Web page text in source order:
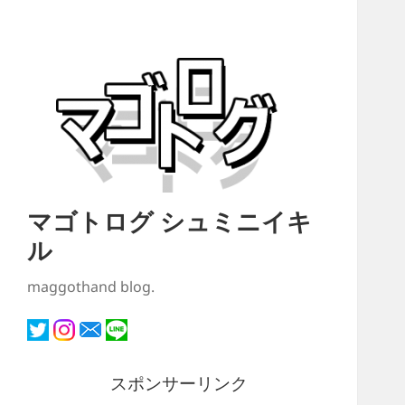
マゴトログ シュミニイキ
ル
maggothand blog.
スポンサーリンク